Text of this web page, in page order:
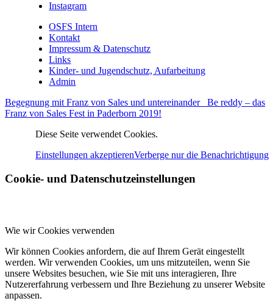
Instagram
OSFS Intern
Kontakt
Impressum & Datenschutz
Links
Kinder- und Jugendschutz, Aufarbeitung
Admin
Begegnung mit Franz von Sales und untereinander
Be reddy – das
Franz von Sales Fest in Paderborn 2019!
Diese Seite verwendet Cookies.
Einstellungen akzeptierenVerberge nur die Benachrichtigung
Cookie- und Datenschutzeinstellungen
Wie wir Cookies verwenden
Wir können Cookies anfordern, die auf Ihrem Gerät eingestellt
werden. Wir verwenden Cookies, um uns mitzuteilen, wenn Sie
unsere Websites besuchen, wie Sie mit uns interagieren, Ihre
Nutzererfahrung verbessern und Ihre Beziehung zu unserer Website
anpassen.